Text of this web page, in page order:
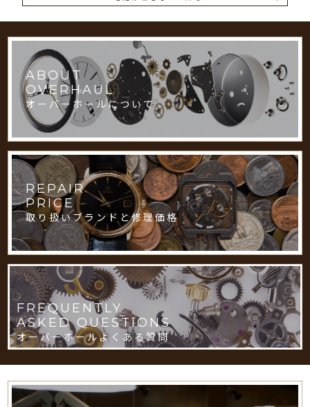
ABOUT
OVERHAUL
オーバーホールについて
REPAIR
PRICE
取り扱いブランドと修理価格
FREQUENTLY
ASKED QUESTIONS
オーバーホールよくある質問